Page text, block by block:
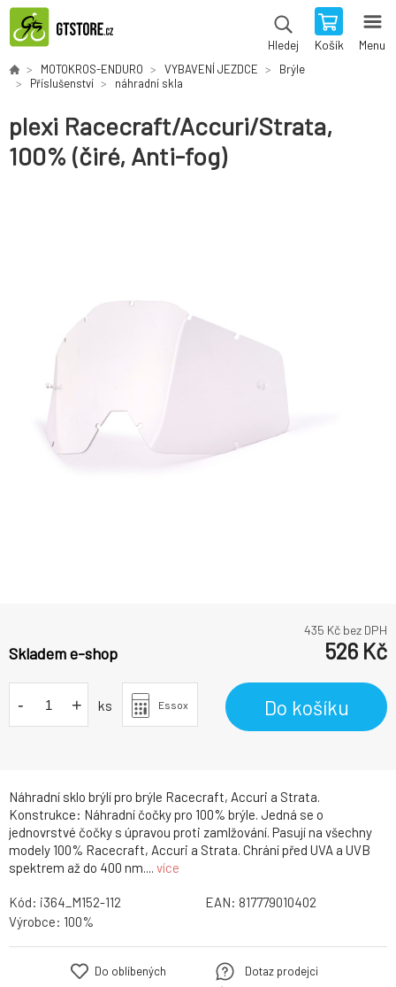
Hledej Košík Menu
MOTOKROS-ENDURO VYBAVENÍ JEZDCE
Brýle
Příslušenství
náhradní skla
plexi Racecraft/Accuri/Strata,
100% (čiré, Anti-fog)
Náhradní sklo brýlí pro brýle Racecraft, Accuri a Strata.
Konstrukce: Náhradní čočky pro 100% brýle. Jedná se o
jednovrstvé čočky s úpravou proti zamlžování. Pasují na všechny
modely 100% Racecraft, Accuri a Strata. Chrání před UVA a UVB
spektrem až do 400 nm.... více
435 Kč bez DPH
Skladem e-shop 526 Kč
- + ks Essox Do košíku
Kód: i364_M152-112 EAN: 817779010402
Výrobce: 100%
Do oblíbených
Dotaz prodejci